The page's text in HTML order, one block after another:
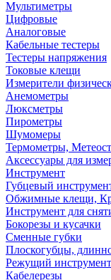
Мультиметры
Цифровые
Аналоговые
Кабельные тестеры
Тестеры напряжения
Токовые клещи
Измерители
Анемометры
Люксметры
Пирометры
Шумомеры
Термометры,
Аксессуары для
Инструмент
Губцевый
Обжимные клещи,
Инструмент для
Бокорезы и кусачки
Сменные губки
Плоскогубцы,
Режущий инструмент
Кабелерезы